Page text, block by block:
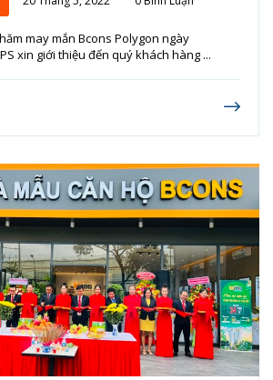
may mắn Bcons Polygon ngày
xin giới thiệu đến quý khách hàng ...